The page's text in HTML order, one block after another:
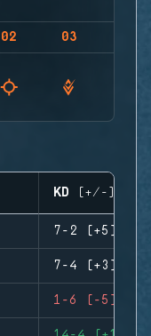
02 03
KD (+/-)
7-2 (+5)
7-4 (+3)
1-6 (-5)